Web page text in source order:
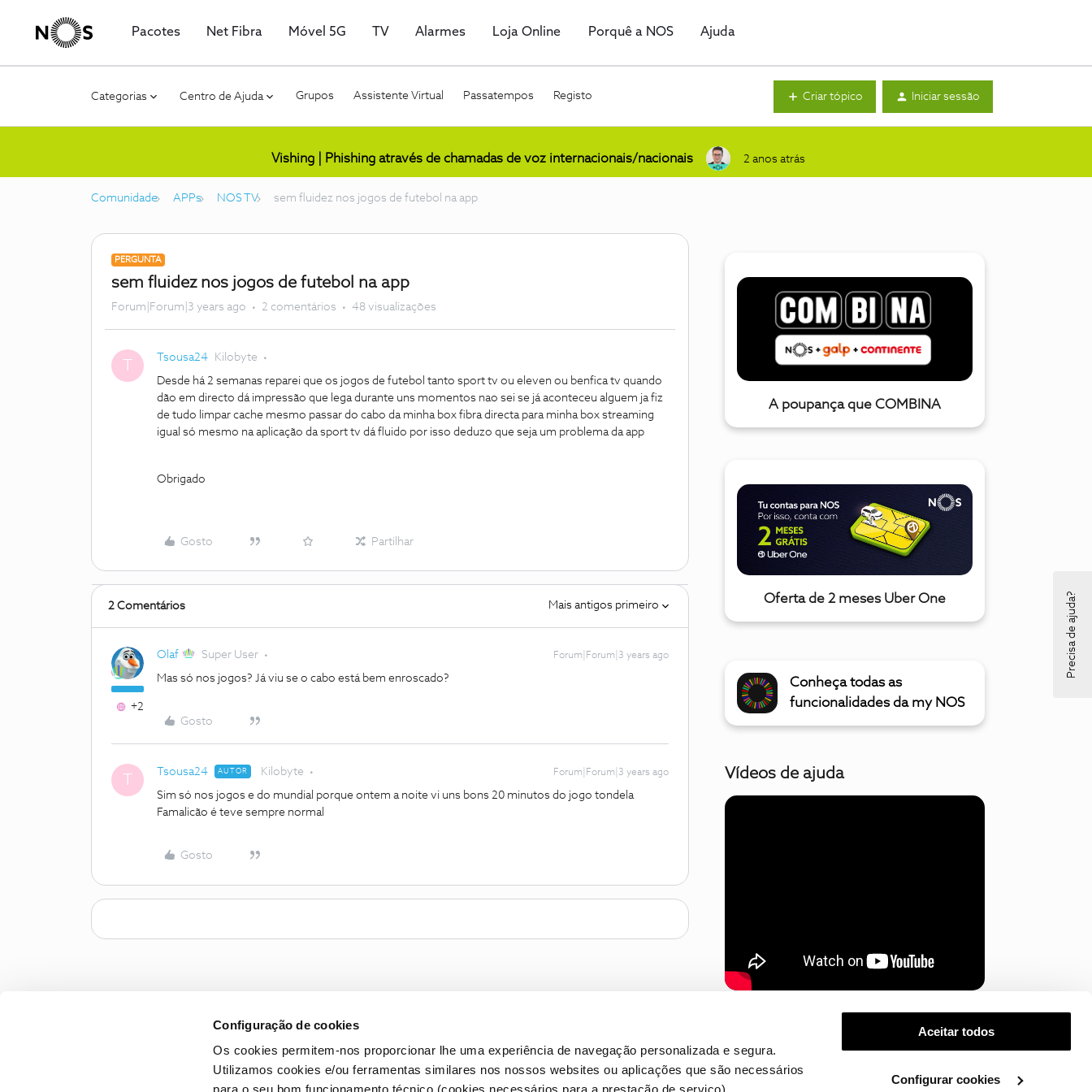
Configuração de cookies
Os cookies permitem-nos proporcionar lhe uma experiência de navegação personalizada e segura.
Utilizamos cookies e/ou ferramentas similares nos nossos websites ou aplicações que são necessários
Aceitar todos
Configurar cookies
Pacotes Net Fibra Móvel 5G TV Alarmes Loja Online Porquê a NOS Ajuda
Categorias Centro de Ajuda Grupos Assistente Virtual Passatempos Registo Criar tópico Iniciar sessão
Vishing | Phishing através de chamadas de voz internacionais/nacionais 2 anos atrás
Comunidade APPs NOS TV sem fluidez nos jogos de futebol na app
PERGUNTA
sem fluidez nos jogos de futebol na app
Forum|Forum|3 years ago 2 comentários 48 visualizações
Tsousa24 Kilobyte
Desde há 2 semanas reparei que os jogos de futebol tanto sport tv ou eleven ou benfica tv quando
dão em directo dá impressão que lega durante uns momentos nao sei se já aconteceu alguem ja fiz
de tudo limpar cache mesmo passar do cabo da minha box fibra directa para minha box streaming
igual só mesmo na aplicação da sport tv dá fluido por isso deduzo que seja um problema da app
Obrigado
Gosto Partilhar
2 Comentários Mais antigos primeiro
+2
Olaf Super User Forum|Forum|3 years ago
Mas só nos jogos? Já viu se o cabo está bem enroscado?
Gosto
Tsousa24 AUTOR Kilobyte Forum|Forum|3 years ago
Sim só nos jogos e do mundial porque ontem a noite vi uns bons 20 minutos do jogo tondela
Famalicão é teve sempre normal
Gosto
A poupança que COMBINA
Oferta de 2 meses Uber One
Conheça todas as
funcionalidades da my NOS
Vídeos de ajuda
Precisa de ajuda?